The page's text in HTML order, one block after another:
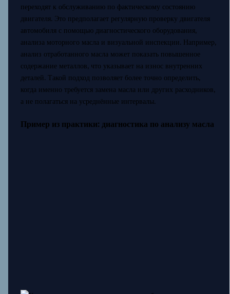
переходят к обслуживанию по фактическому состоянию
двигателя. Это предполагает регулярную проверку двигателя
автомобиля с помощью диагностического оборудования,
анализа моторного масла и визуальной инспекции. Например,
анализ отработанного масла может показать повышенное
содержание металлов, что указывает на износ внутренних
деталей. Такой подход позволяет более точно определить,
когда именно требуется замена масла или других расходников,
а не полагаться на усреднённые интервалы.
Пример из практики: диагностика по анализу масла